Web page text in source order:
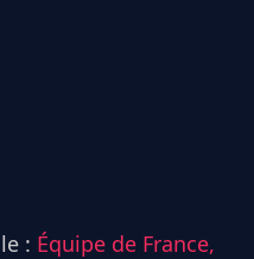
: Équipe de France,